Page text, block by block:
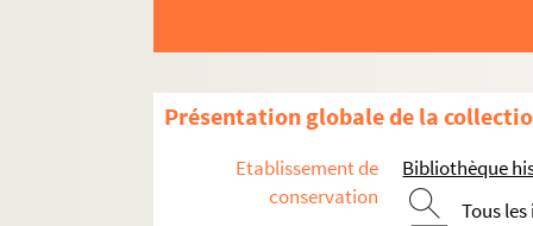
Présentation globale de la
Etablissement de
conservation
Bibliothèque
Tous
Administration
Programmation
Affiches